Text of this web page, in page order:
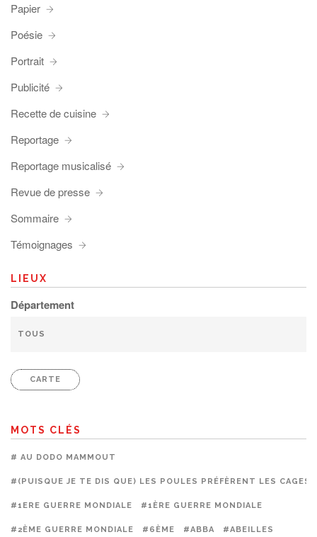
Papier
Poésie
Portrait
Publicité
Recette de cuisine
Reportage
Reportage musicalisé
Revue de presse
Sommaire
Témoignages
LIEUX
Département
CARTE
MOTS CLÉS
# AU DODO MAMMOUT
#(PUISQUE JE TE DIS QUE) LES POULES PRÉFÈRENT LES CAGES
#1ERE GUERRE MONDIALE #1ÈRE GUERRE MONDIALE
#2ÈME GUERRE MONDIALE #6ÈME #ABBA #ABEILLES